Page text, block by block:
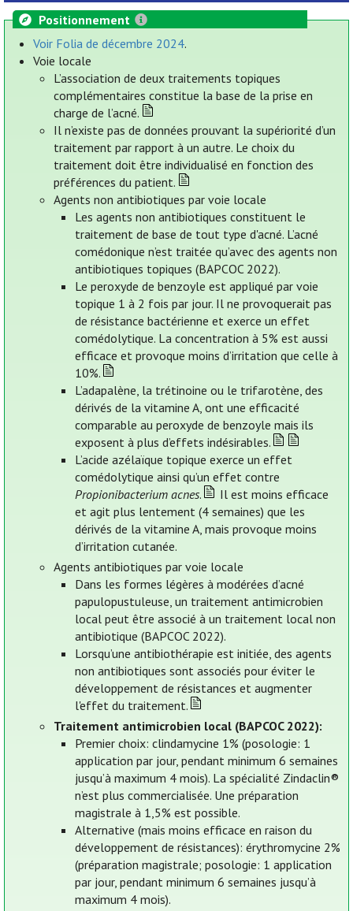
Positionnement
Voir Folia de décembre 2024.
Voie locale
L’association de deux traitements topiques
complémentaires constitue la base de la prise en
charge de l’acné.
Il n’existe pas de données prouvant la supériorité d’un
traitement par rapport à un autre. Le choix du
traitement doit être individualisé en fonction des
préférences du patient.
Agents non antibiotiques par voie locale
Les agents non antibiotiques constituent le
traitement de base de tout type d'acné. L’acné
comédonique n’est traitée qu’avec des agents non
antibiotiques topiques (BAPCOC 2022).
Le peroxyde de benzoyle est appliqué par voie
topique 1 à 2 fois par jour. Il ne provoquerait pas
de résistance bactérienne et exerce un effet
comédolytique. La concentration à 5% est aussi
efficace et provoque moins d’irritation que celle à
10%.
L’adapalène, la trétinoine ou le trifarotène, des
dérivés de la vitamine A, ont une efficacité
comparable au peroxyde de benzoyle mais ils
exposent à plus d’effets indésirables.
L’acide azélaïque topique exerce un effet
comédolytique ainsi qu’un effet contre
Propionibacterium acnes.
Il est moins efficace
et agit plus lentement (4 semaines) que les
dérivés de la vitamine A, mais provoque moins
d’irritation cutanée.
Agents antibiotiques par voie locale
Dans les formes légères à modérées d’acné
papulopustuleuse, un traitement antimicrobien
local peut être associé à un traitement local non
antibiotique (BAPCOC 2022).
Lorsqu’une antibiothérapie est initiée, des agents
non antibiotiques sont associés pour éviter le
développement de résistances et augmenter
l'effet du traitement.
Traitement antimicrobien local (BAPCOC 2022):
Premier choix: clindamycine 1% (posologie: 1
application par jour, pendant minimum 6 semaines
jusqu’à maximum 4 mois). La spécialité Zindaclin®
n’est plus commercialisée. Une préparation
magistrale à 1,5% est possible.
Alternative (mais moins efficace en raison du
développement de résistances): érythromycine 2%
(préparation magistrale; posologie: 1 application
par jour, pendant minimum 6 semaines jusqu’à
maximum 4 mois).